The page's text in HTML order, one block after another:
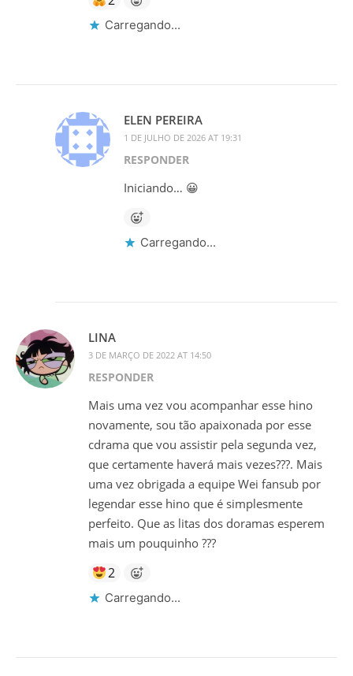
Carregando...
ELEN PEREIRA
1 DE JULHO DE 2026 AT 19:31
RESPONDER
Iniciando… 😀
Carregando...
LINA
3 DE MARÇO DE 2022 AT 14:50
RESPONDER
Mais uma vez vou acompanhar esse hino
novamente, sou tão apaixonada por esse
cdrama que vou assistir pela segunda vez,
que certamente haverá mais vezes???. Mais
uma vez obrigada a equipe Wei fansub por
legendar esse hino que é simplesmente
perfeito. Que as litas dos doramas esperem
mais um pouquinho ???
2
Carregando...